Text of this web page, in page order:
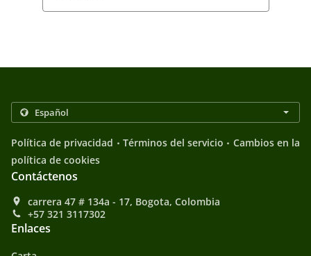
Política de privacidad . Términos del servicio . Cambios en la
política de cookies
Contáctenos
carrera 47 # 134a - 17, Bogota, Colombia
+57 321 3117302
Enlaces